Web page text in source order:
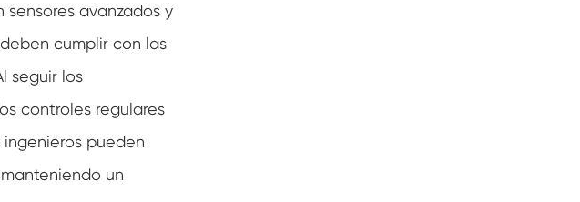
avanzados y
cumplir con las
seguir los
controles regulares
pueden
un